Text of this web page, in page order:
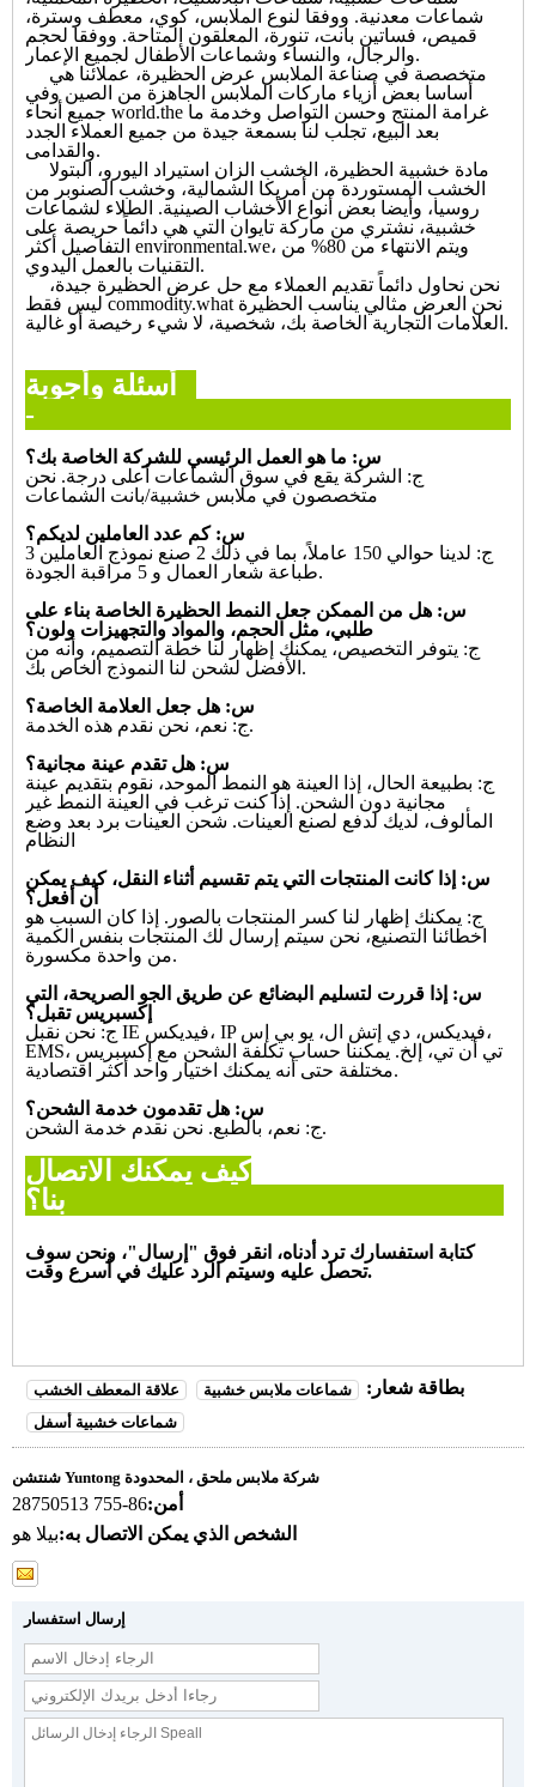
شماعات معدنية. ووفقا لنوع الملابس، كوي، معطف وسترة،
قميص، فساتين بانت، تنورة، المعلقون المتاحة. ووفقا لحجم
والرجال، والنساء وشماعات الأطفال لجميع الإعمار.
أساسا بعض أزياء ماركات الملابس الجاهزة من الصين وفي
جميع أنحاء world.the غرامة المنتج وحسن التواصل وخدمة ما
بعد البيع، تجلب لنا بسمعة جيدة من جميع العملاء الجدد
والقدامى.
الخشب المستوردة من أمريكا الشمالية، وخشب الصنوبر من
روسيا، وأيضا بعض أنواع الأخشاب الصينية. الطلاء لشماعات
خشبية، نشتري من ماركة تايوان التي هي دائماً حريصة على
التفاصيل أكثر environmental.we، ويتم الانتهاء من 80% من
التقنيات بالعمل اليدوي.
ليس فقط commodity.what نحن العرض مثالي يناسب الحظيرة
العلامات التجارية الخاصة بك، شخصية، لا شيء رخيصة أو غالية.
أسئلة وأجوبة--
س: ما هو العمل الرئيسي للشركة الخاصة بك؟
ج: الشركة يقع في سوق الشماعات أعلى درجة. نحن
متخصصون في ملابس خشبية/بانت الشماعات
س: كم عدد العاملين لديكم؟
ج: لدينا حوالي 150 عاملاً، بما في ذلك 2 صنع نموذج العاملين 3
طباعة شعار العمال و 5 مراقبة الجودة.
س: هل من الممكن جعل النمط الحظيرة الخاصة بناء على
طلبي، مثل الحجم، والمواد والتجهيزات ولون؟
ج: يتوفر التخصيص، يمكنك إظهار لنا خطة التصميم، وأنه من
الأفضل لشحن لنا النموذج الخاص بك.
س: هل جعل العلامة الخاصة؟
ج: نعم، نحن نقدم هذه الخدمة.
س: هل تقدم عينة مجانية؟
ج: بطبيعة الحال، إذا العينة هو النمط الموحد، نقوم بتقديم عينة
مجانية دون الشحن. إذا كنت ترغب في العينة النمط غير
المألوف، لديك لدفع لصنع العينات. شحن العينات برد بعد وضع
النظام
س: إذا كانت المنتجات التي يتم تقسيم أثناء النقل، كيف يمكن
أن أفعل؟
ج: يمكنك إظهار لنا كسر المنتجات بالصور. إذا كان السبب هو
اخطائنا التصنيع، نحن سيتم إرسال لك المنتجات بنفس الكمية
من واحدة مكسورة.
س: إذا قررت لتسليم البضائع عن طريق الجو الصريحة، التي
إكسبريس تقبل؟
ج: نحن نقبل IE فيديكس، IP فيديكس، دي إتش ال، يو بي إس،
EMS، تي أن تي، إلخ. يمكننا حساب تكلفة الشحن مع إكسبريس
مختلفة حتىأنه يمكنك اختيار واحد أكثر اقتصادية.
س: هل تقدمون خدمة الشحن؟
ج: نعم، بالطبع. نحن نقدم خدمة الشحن.
كيف يمكنك الاتصال
كتابة استفسارك ترد أدناه، انقر فوق " إرسال"، ونحن سوف
تحصل عليه وسيتم الرد عليك في أسرع وقت.
بطاقة شعار: شماعات ملابس خشبية
علاقة المعطف الخشب
شماعات خشبية أسفل
شنتشن Yuntong شركة ملابس ملحق ، المحدودة
أمن:86-755 28750513
الشخص الذي يمكن الاتصال به:بيلا هو
إرسال استفسار